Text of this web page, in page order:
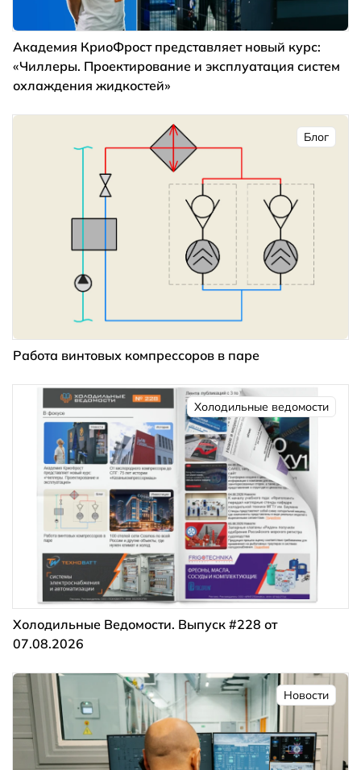
Академия КриоФрост представляет новый курс:
«Чиллеры. Проектирование и эксплуатация систем
охлаждения жидкостей»
Блог
Работа винтовых компрессоров в паре
Холодильные ведомости
Холодильные Ведомости. Выпуск #228 от
07.08.2026
Новости